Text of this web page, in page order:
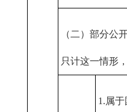
（二）部分公
只计这一情形
1.属